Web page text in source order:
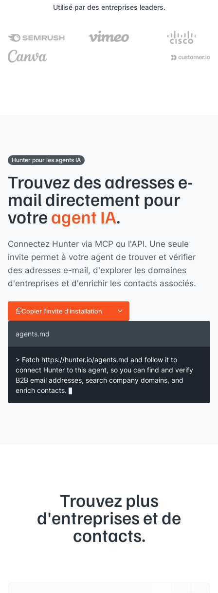
Utilisé par des entreprises leaders.
Hunter pour les agents IA
Trouvez des adresses e-
mail directement pour
votre agent IA.
Connectez Hunter via MCP ou l'API. Une seule
invite permet à votre agent de trouver et vérifier
des adresses e-mail, d'explorer les domaines
d'entreprises et d'enrichir les contacts associés.
Copier l'invite d'installation
agents.md
> Fetch https://hunter.io/agents.md and follow it to
connect Hunter to this agent, so you can find and verify
B2B email addresses, search company domains, and
enrich contacts.
Trouvez plus
d'entreprises et de
contacts.